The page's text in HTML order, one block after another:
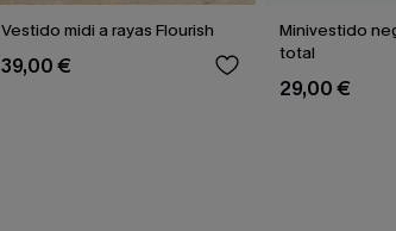
Vestido midi a rayas Flourish
39,00 €
Minivestido
total
29,00 €